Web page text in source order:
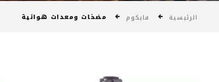
الرئيسية فايكوم مضخات ومعدات هوائية